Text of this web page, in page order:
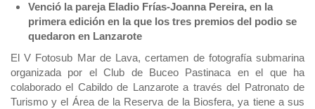
Venció la pareja Eladio Frías-Joanna Pereira, en la
primera edición en la que los tres premios del podio se
quedaron en Lanzarote
El V Fotosub Mar de Lava, certamen de fotografía submarina
organizada por el Club de Buceo Pastinaca en el que ha
colaborado el Cabildo de Lanzarote a través del Patronato de
Turismo y el Área de la Reserva de la Biosfera, ya tiene a sus